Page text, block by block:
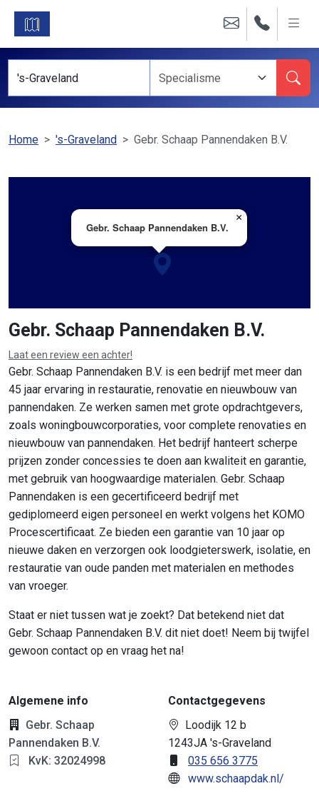
Home 's-Graveland Gebr. Schaap Pannendaken B.V.
Gebr. Schaap Pannendaken B.V.
×
Leaflet|© OpenStreetMapcontributors
Gebr. Schaap Pannendaken B.V.
Laat een review een achter!
Gebr. Schaap Pannendaken B.V. is een bedrijf met meer dan
45 jaar ervaring in restauratie, renovatie en nieuwbouw van
pannendaken. Ze werken samen met grote opdrachtgevers,
zoals woningbouwcorporaties, voor complete renovaties en
nieuwbouw van pannendaken. Het bedrijf hanteert scherpe
prijzen zonder concessies te doen aan kwaliteit en garantie,
met gebruik van hoogwaardige materialen. Gebr. Schaap
Pannendaken is een gecertificeerd bedrijf met
gediplomeerd eigen personeel en werkt volgens het KOMO
Procescertificaat. Ze bieden een garantie van 10 jaar op
nieuwe daken en verzorgen ook loodgieterswerk, isolatie, en
restauratie van oude panden met materialen en methodes
van vroeger.
Staat er niet tussen wat je zoekt? Dat betekend niet dat
Gebr. Schaap Pannendaken B.V. dit niet doet! Neem bij twijfel
gewoon contact op en vraag het na!
Algemene info
Gebr. Schaap
Pannendaken B.V.
KvK: 32024998
Contactgegevens
Loodijk 12 b
1243JA 's-Graveland
035 656 3775
www.schaapdak.nl/